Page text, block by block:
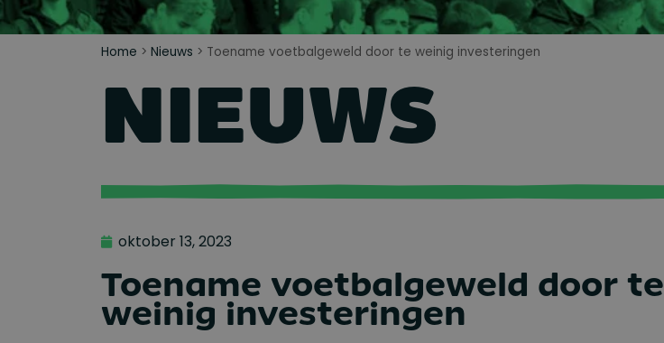
Home > Nieuws > Toename voetbalgeweld door te weinig investeringen
NIEUWS
oktober 13, 2023
Toename voetbalgeweld door te
weinig investeringen